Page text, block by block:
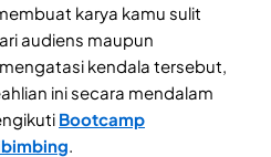
karya kamu sulit
audiens maupun
kendala tersebut,
ini secara mendalam
Bootcamp
.